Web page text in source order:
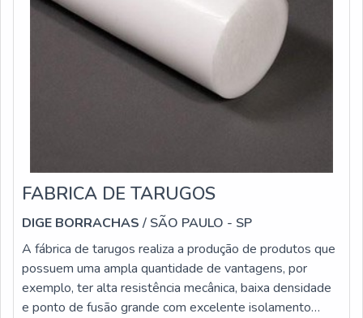
FABRICA DE TARUGOS
DIGE BORRACHAS / SÃO PAULO - SP
A fábrica de tarugos realiza a produção de produtos que
possuem uma ampla quantidade de vantagens, por
exemplo, ter alta resistência mecânica, baixa densidade
e ponto de fusão grande com excelente isolamento